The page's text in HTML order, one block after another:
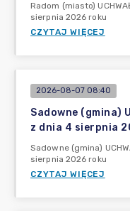
Radom (miasto)
sierpnia 2026 roku
CZYTAJ WIĘCEJ
2026-08-07 08:40
Sadowne (gmina)
z dnia 4 sierpnia
Sadowne (gmina)
sierpnia 2026 roku
CZYTAJ WIĘCEJ